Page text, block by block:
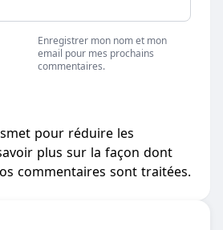
Enregistrer mon nom et mon
email pour mes prochains
commentaires.
pour réduire les
plus sur la façon dont
commentaires sont traitées.